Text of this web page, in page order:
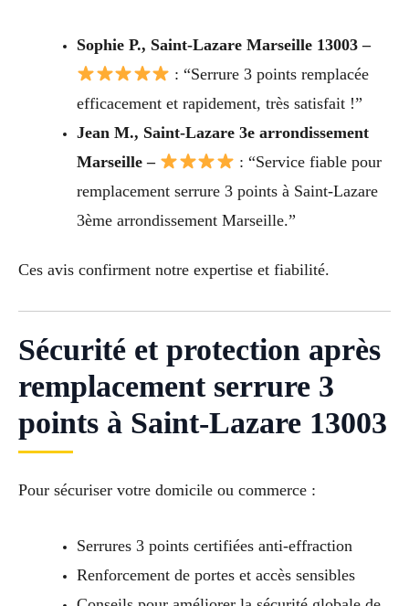
Sophie P., Saint-Lazare Marseille 13003 –
: “Serrure 3 points remplacée
efficacement et rapidement, très satisfait !”
Jean M., Saint-Lazare 3e arrondissement
Marseille –
: “Service fiable pour
remplacement serrure 3 points à Saint-Lazare
3ème arrondissement Marseille.”
Ces avis confirment notre expertise et fiabilité.
Sécurité et protection après
remplacement serrure 3
points à Saint-Lazare 13003
Pour sécuriser votre domicile ou commerce :
Serrures 3 points certifiées anti-effraction
Renforcement de portes et accès sensibles